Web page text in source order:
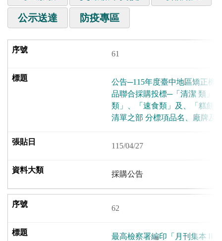
公示送達 防疫專區
61
公告─115年度臺中地區矯正機
品聯合採購投標─「清潔 類」
類」、「速食類」及、「糕餅
清單之部 分標項品名、廠牌及
115/04/27
採購公告
62
最高檢察署編印「月刊集本Ⅱ